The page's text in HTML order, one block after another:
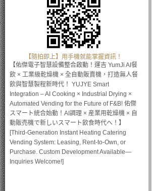
【隨拍即上】用手機就能掌握資訊！
【佑傑電子智慧設備整合啟動！運吉 YumJi AI餐
飲 × 工業級乾燥機 × 全自動販賣機，打造無人餐
飲與智慧製程新時代！ YUJYE Smart
Integration – AI Cooking × Industrial Drying ×
Automated Vending for the Future of F&B! 佑傑
スマート統合始動！AI調理 × 産業用乾燥機 × 自
動販売機で新しいスマート飲食時代へ！】
[Third-Generation Instant Heating Catering
Vending System: Leasing, Rent-to-Own, or
Purchase. Custom Development Available—
Inquiries Welcome!]